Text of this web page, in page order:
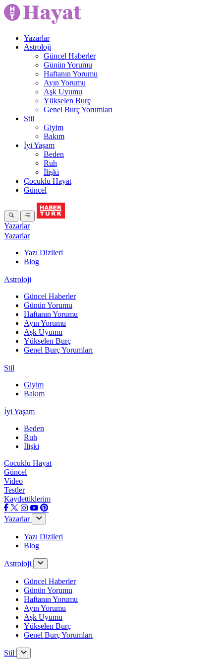
Yazarlar
Astroloji
Güncel Haberler
Günün Yorumu
Haftanın Yorumu
Ayın Yorumu
Aşk Uyumu
Yükselen Burç
Genel Burç Yorumları
Stil
Giyim
Bakım
İyi Yaşam
Beden
Ruh
İlişki
Çocuklu Hayat
Güncel
Yazarlar
Yazarlar
Yazı Dizileri
Blog
Astroloji
Güncel Haberler
Günün Yorumu
Haftanın Yorumu
Ayın Yorumu
Aşk Uyumu
Yükselen Burç
Genel Burç Yorumları
Stil
Giyim
Bakım
İyi Yaşam
Beden
Ruh
İlişki
Çocuklu Hayat
Güncel
Video
Testler
Kaydettiklerim
Yazarlar
Yazı Dizileri
Blog
Astroloji
Güncel Haberler
Günün Yorumu
Haftanın Yorumu
Ayın Yorumu
Aşk Uyumu
Yükselen Burç
Genel Burç Yorumları
Stil